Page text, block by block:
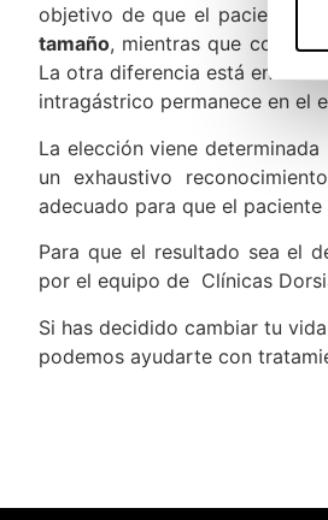
objetivo de que el paciente
tamaño, mientras que con el
La otra diferencia está en la
intragástrico permanece en el
La elección viene
un exhaustivo
adecuado para que el
Para que el resultado sea el
por el equipo de Clínicas
Si has decidido cambiar tu
podemos ayudarte con